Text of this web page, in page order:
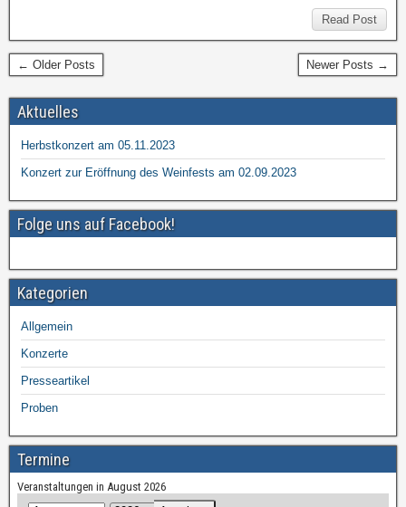
Read Post
← Older Posts Newer Posts →
Aktuelles
Herbstkonzert am 05.11.2023
Konzert zur Eröffnung des Weinfests am 02.09.2023
Folge uns auf Facebook!
Kategorien
Allgemein
Konzerte
Presseartikel
Proben
Termine
Veranstaltungen in August 2026